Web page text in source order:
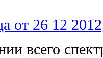
от 26 12
всего